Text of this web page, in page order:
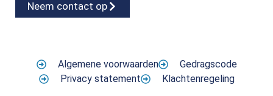
Neem contact op
Algemene voorwaarden
Gedragscode
Privacy statement
Klachtenregeling